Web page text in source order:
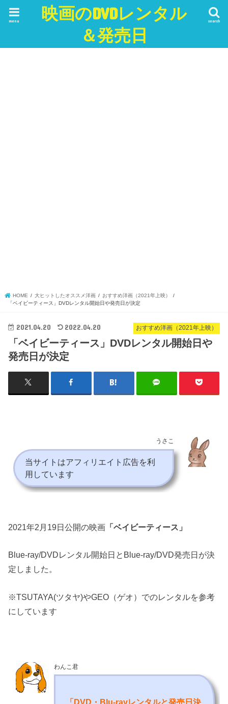
映画のDVDレンタル
＆発売日
search
menu
HOME 大ヒットしたオススメ洋画
おすすめ洋画（2021年上映）
「ベイビーティース」DVDレンタル開始日や発売日が決定
おすすめ洋画（2021年上映）
2021.04.20 2022.04.20
「ベイビーティース」DVDレンタル開始日や
発売日が決定
うさこ
当サイトはアフィリエイト広告を利
用しています
2021年2月19日公開の映画 「ベイビーティース」
Blue-ray/DVDレンタル開始日とBlue-ray/DVD発売日が決
定しました。
※TSUTAYA(ツタヤ)やGEO（ゲオ）でのレンタルを参考
にしています
わんこ君
「DVD・Blu-rayレンタルと発売日決